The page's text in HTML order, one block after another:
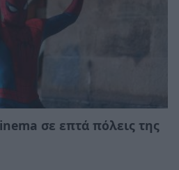
σε επτά πόλεις της